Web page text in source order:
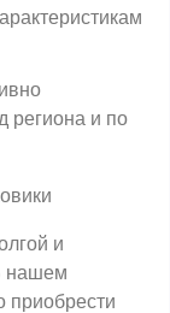
региона и по
и
нашем
приобрести